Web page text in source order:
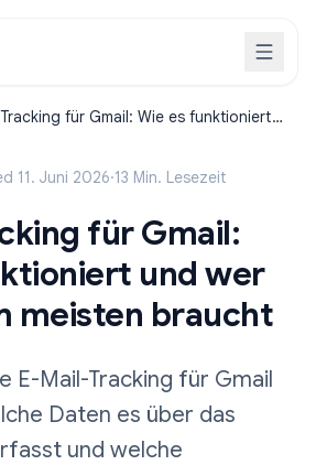
für Gmail: Wie es funktioniert
11. Juni 2026·13 Min. Lesezeit
für Gmail:
und wer
meisten braucht
E-Mail-Tracking für Gmail
Daten es über das
und welche